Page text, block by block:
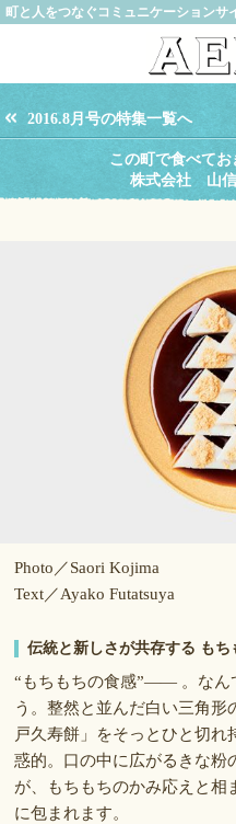
町と人をつなぐコミュニケーションサ
2016.8月号の特集一覧へ
この町で食べて
株式会社 山
Photo／Saori Kojima
Text／Ayako Futatsuya
伝統と新しさが共存する もち
“もちもちの食感”―― 。なん
う。整然と並んだ白い三角
戸久寿餅」をそっとひと切
惑的。口の中に広がるきな粉
が、もちもちのかみ応えと相
に包まれます。